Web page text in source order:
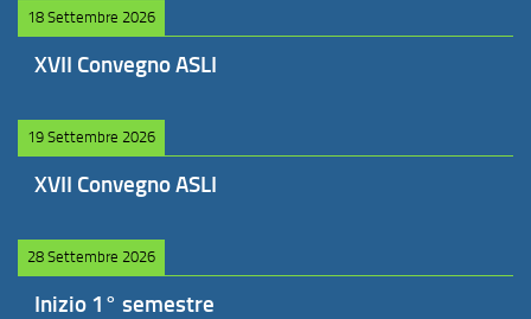
18 Settembre 2026
XVII Convegno ASLI
19 Settembre 2026
XVII Convegno ASLI
28 Settembre 2026
Inizio 1° semestre